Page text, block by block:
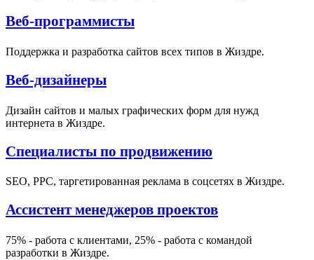
Веб-программисты
Поддержка и разработка сайтов всех типов в Жиздре.
Веб-дизайнеры
Дизайн сайтов и малых графических форм для нужд
интернета в Жиздре.
Специалисты по продвижению
SEO, PPC, таргетированная реклама в соцсетях в Жиздре.
Ассистент менеджеров проектов
75% - работа с клиентами, 25% - работа с командой
разработки в Жиздре.